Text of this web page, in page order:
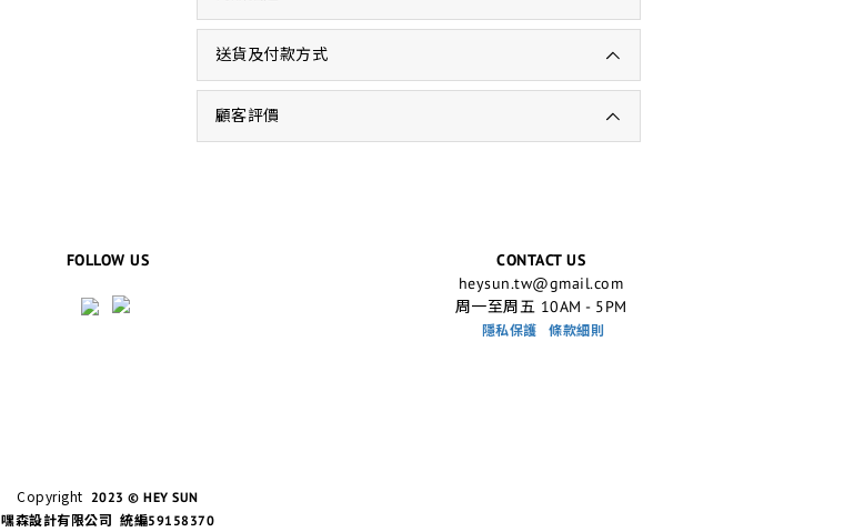
送貨及付款方式
顧客評價
FOLLOW US
CONTACT US
heysun.tw@gmail.com
周一至周五 10AM - 5PM
隱私保護 條款細則
Copyright 2023 © HEY SUN
嘿森設計有限公司 統編59158370